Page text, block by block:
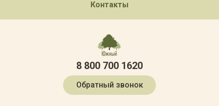
Контакты
8 800 700 1620
Обратный звонок